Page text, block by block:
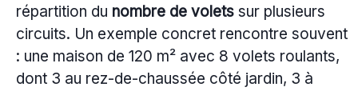
répartition du nombre de volets sur plusieurs
circuits. Un exemple concret rencontre souvent
: une maison de 120 m² avec 8 volets roulants,
dont 3 au rez-de-chaussée côté jardin, 3 à